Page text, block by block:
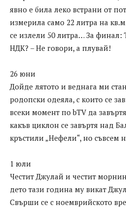
явно е била леко встрани от
измерила само 22 литра на
се излели 50 литра… За финал:
НДК? – Не говори, а плувай!
26 юни
Дойде лятото и веднага ми
родопски одеяла, с които се
всеки момент по bTV да
какъв циклон се завъртя над
кръстили „Нефели“, но съвсем
1 юли
Честит Джулай и честит
дето тази година му викат
Свърши се с ноемврийското